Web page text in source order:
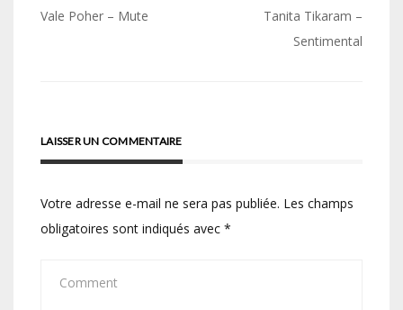
Navigation
Vale Poher – Mute
Tanita Tikaram –
Sentimental
LAISSER UN COMMENTAIRE
Votre adresse e-mail ne sera pas publiée. Les champs
obligatoires sont indiqués avec *